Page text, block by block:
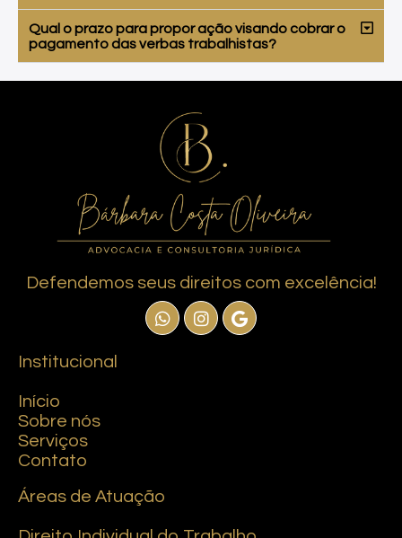
Qual o prazo para propor ação visando cobrar o
pagamento das verbas trabalhistas?
Defendemos seus direitos com excelência!
Institucional
Início
Sobre nós
Serviços
Contato
Áreas de Atuação